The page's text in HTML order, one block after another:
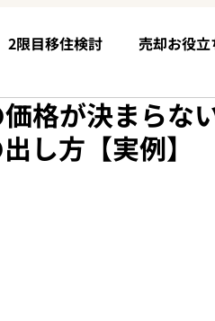
2限目移住検討 売却お役立
入手順 お客様の声 6
価格が決まら
し方【実例】